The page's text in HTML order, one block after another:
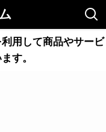
用して商品やサービ
す。